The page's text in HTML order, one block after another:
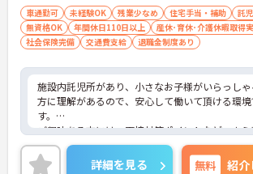
車通勤可 未経験OK 残業少なめ 住宅手当・補助
託
無資格OK
年間休日110日以上
産休･育休･介護休暇取得
社会保険完備
交通費支給 退職金制度あり
施設内託児所があり、小さなお子様がいらっしゃ
方に理解があるので、安心して働いて頂ける環境
す。
ご興味ある方には、面接対策ポイントなど、さら
詳細をお話しいたしますのでお気軽にご相談く
い！
詳細を見る 無料 紹介